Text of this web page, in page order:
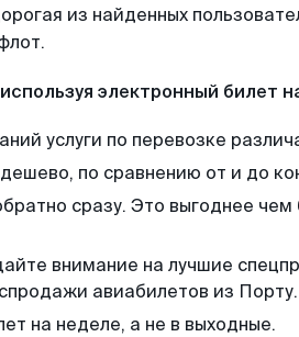
из найденных
электронный билет
услуги по перевозке
по сравнению от и до
сразу. Это выгоднее
внимание на лучшие
авиабилетов из Порту.
на неделе, а не в выходные.